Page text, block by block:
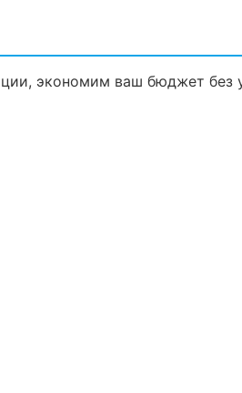
экономим ваш бюджет без